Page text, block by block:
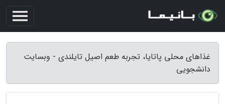
غذاهای محلی پاتایا، تجربه طعم اصیل تایلندی - وبسایت
دانشجویی